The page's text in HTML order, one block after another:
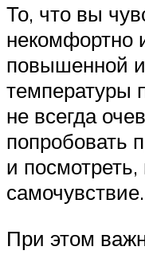
То, что вы
некомфортно
повышенной
не всегда
попробовать
и
самочувствие.
При этом